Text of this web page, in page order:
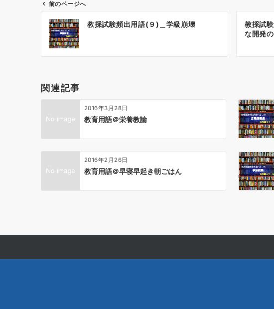
ビ
シ
ン
前のページへ
教採試験頻出用語(９)＿学級崩壊
教採試
な開発の
関連記事
2016年3月28日
教育用語＠栄養教諭
2016年2月26日
教育用語＠早寝早起き朝ごはん